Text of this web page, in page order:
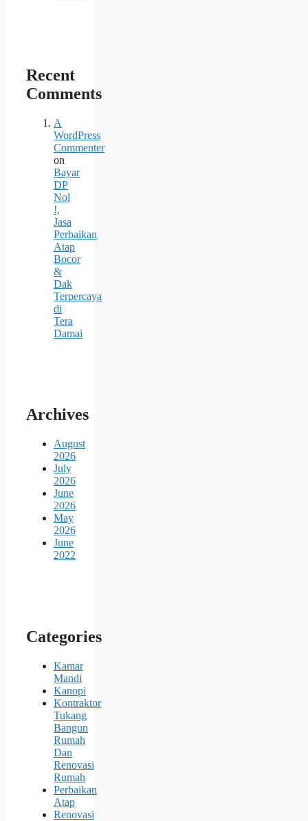
Recent
Comments
A
WordPress
Commenter
on
Bayar
DP
Nol
!,
Jasa
Perbaikan
Atap
Bocor
&
Dak
Terpercaya
di
Tera
Damai
Archives
August
2026
July
2026
June
2026
May
2026
June
2022
Categories
Kamar
Mandi
Kanopi
Kontraktor
Tukang
Bangun
Rumah
Dan
Renovasi
Rumah
Perbaikan
Atap
Renovasi